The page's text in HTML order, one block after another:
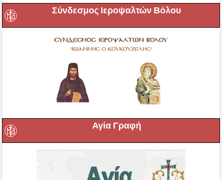
Σύνδεσμος Ιεροψαλτών Βόλου
Αγία Γραφή